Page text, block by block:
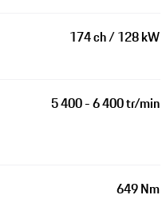
174 ch / 128 kW
5 400 - 6 400 tr/min
649 Nm